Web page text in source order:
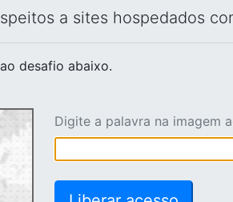
a sites hospedados
desafio abaixo.
Digite a palavra na imagem